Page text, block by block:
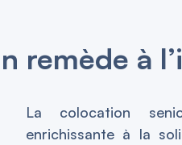
remède à
La colocation
enrichissante à la